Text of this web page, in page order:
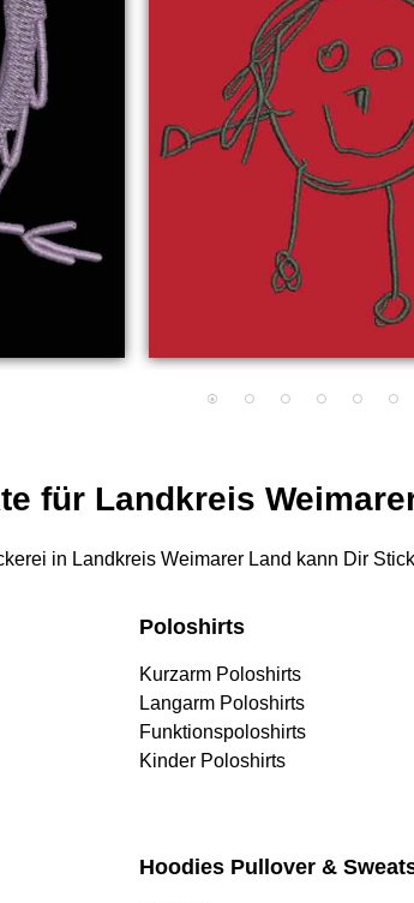
für Landkreis
in Landkreis Weimarer Land kann Dir
Poloshirts
Kurzarm Poloshirts
Langarm Poloshirts
Funktionspoloshirts
Kinder Poloshirts
Hoodies Pullover &